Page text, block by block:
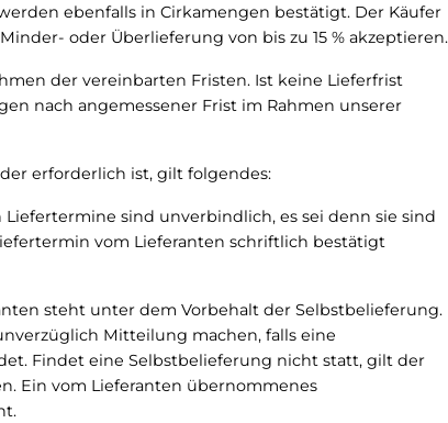
ebenfalls in Cirkamengen bestätigt. Der Käufer
oder Überlieferung von bis zu 15 % akzeptieren.
der vereinbarten Fristen. Ist keine Lieferfrist
nach angemessener Frist im Rahmen unserer
erforderlich ist, gilt folgendes:
sind unverbindlich, es sei denn sie sind
vom Lieferanten schriftlich bestätigt
steht unter dem Vorbehalt der Selbstbelieferung.
Mitteilung machen, falls eine
Findet eine Selbstbelieferung nicht statt, gilt der
Ein vom Lieferanten übernommenes